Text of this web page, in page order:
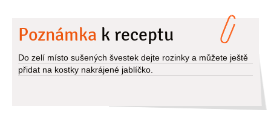
Poznámka k receptu
Do zelí místo sušených švestek dejte rozinky a můžete ještě
přidat na kostky nakrájené jablíčko.